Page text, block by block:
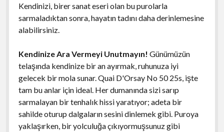
Kendinizi, birer sanat eseri olan bu purolarla
sarmaladıktan sonra, hayatın tadını daha derinlemesine
alabilirsiniz.
Kendinize Ara Vermeyi Unutmayın! Günümüzün
telaşında kendinize bir an ayırmak, ruhunuza iyi
gelecek bir mola sunar. Quai D'Orsay No 50 25s, işte
tam bu anlar için ideal. Her dumanında sizi sarıp
sarmalayan bir tenhalık hissi yaratıyor; adeta bir
sahilde oturup dalgaların sesini dinlemek gibi. Puroya
yaklaşırken, bir yolculuğa çıkıyormuşsunuz gibi